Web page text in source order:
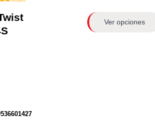
Ver opciones